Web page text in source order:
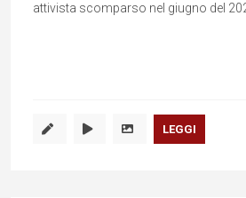
attivista scomparso nel giugno del
LEGGI